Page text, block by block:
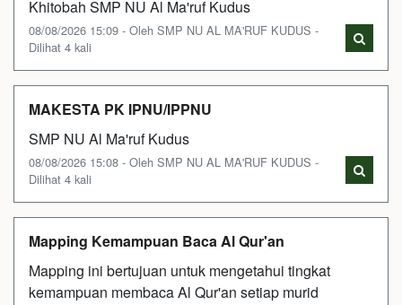
Khitobah SMP NU Al Ma'ruf Kudus
08/08/2026 15:09 - Oleh SMP NU AL MA'RUF KUDUS -
Dilihat 4 kali
MAKESTA PK IPNU/IPPNU
SMP NU Al Ma'ruf Kudus
08/08/2026 15:08 - Oleh SMP NU AL MA'RUF KUDUS -
Dilihat 4 kali
Mapping Kemampuan Baca Al Qur'an
Mapping ini bertujuan untuk mengetahui tingkat
kemampuan membaca Al Qur'an setiap murid